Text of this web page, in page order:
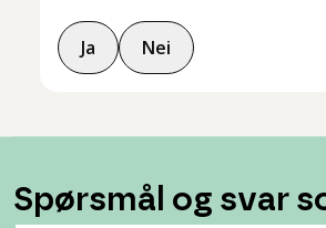
Ja Nei
Spørsmål og svar